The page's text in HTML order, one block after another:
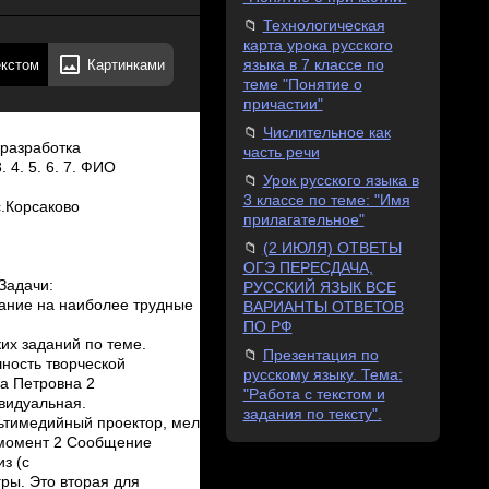
Картинками
вы используете при описании интерактивной иллюстрации «Зима»? Учитель обобщает ответы учеников, демонстрируя интерактивную иллюстрацию. 8 2 мин 3 мин Ученики отвечают, что мальчик ошибся, т.к. в слове «немецкий» надо писать суффикс –к­: основа слова заканчивается на букву Ц каждой От группы выступает один человек.( Ребята называют прилагательные: зимний, ясный, солнечный и др.Тренировочное упражнение Самостоятельная работа. Тренировочное упражнение. Сергеева Светлана Петровна ( слайд 17­18) Учитель: Ещё один зимний вид спорта –бобслей. Это командная игра, где ошибка одного стоит жизни многих. Отрабатываем умения определять ошибки (работа в парах) Укажите строку, в которой прилагательные написаны с ошибкой: 1.Отечественый, костяной, лимонный, песчаный; 2.Лунный, львиный, бездонный, стеклянный; 3.Торжественный, карманный, деревянный, организационный; Учитель: ( слайд 19­20) Фристайл (англ. Freestyle skiing) — вид лыжного спорта. В состав фристайла
Технологическая
карта урока русского
языка в 7 классе по
теме "Понятие о
причастии"
Числительное как
часть речи
Урок русского языка в
3 классе по теме: "Имя
прилагательное"
(2 ИЮЛЯ) ОТВЕТЫ
ОГЭ ПЕРЕСДАЧА,
РУССКИЙ ЯЗЫК ВСЕ
ВАРИАНТЫ ОТВЕТОВ
ПО РФ
Презентация по
русскому языку. Тема:
"Работа с текстом и
задания по тексту".